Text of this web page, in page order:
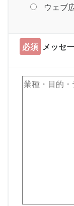
ウェブ
必須 メッセ